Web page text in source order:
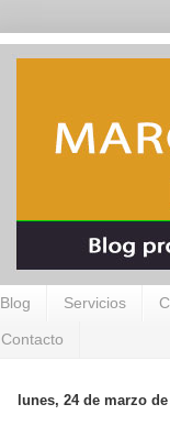
Blog Servicios
Contacto
lunes, 24 de marzo de